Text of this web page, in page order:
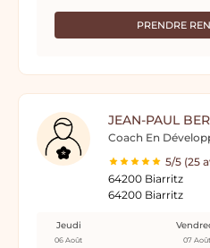
PRENDRE
JEAN-PAUL
Coach En
5/5 (25
64200 Biarritz
64200 Biarritz
Jeudi
06 Août 07 Août